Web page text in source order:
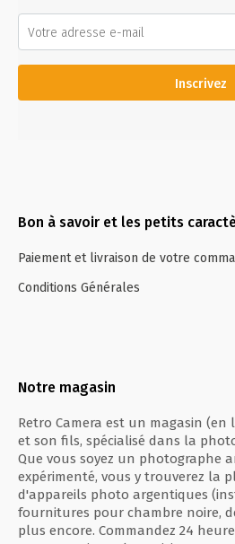
Inscrivez
Bon à savoir et les petits
Paiement et livraison de votre
Conditions Générales
Notre magasin
Retro Camera est un magasin
et son fils, spécialisé dans la
Que vous soyez un photographe
expérimenté, vous y trouverez la
d'appareils photo argentiques
fournitures pour chambre noire,
plus encore. Commandez 24